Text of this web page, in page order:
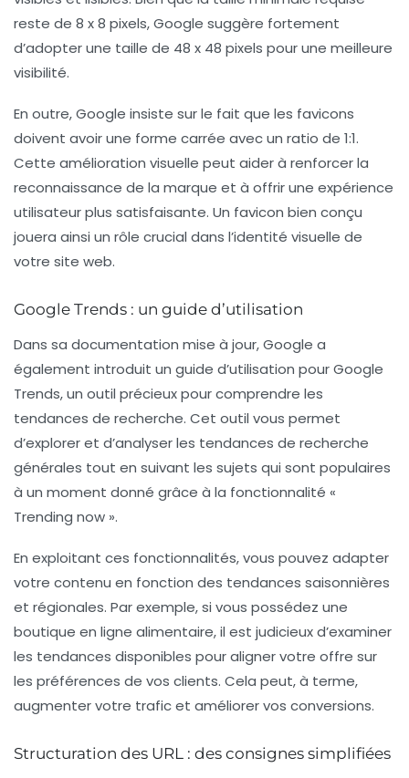
reste de 8 x 8 pixels, Google suggère fortement
d’adopter une taille de 48 x 48 pixels pour une meilleure
visibilité.
En outre, Google insiste sur le fait que les favicons
doivent avoir une forme carrée avec un ratio de 1:1.
Cette amélioration visuelle peut aider à renforcer la
reconnaissance de la marque et à offrir une expérience
utilisateur plus satisfaisante. Un favicon bien conçu
jouera ainsi un rôle crucial dans l’identité visuelle de
votre site web.
Google Trends : un guide d’utilisation
Dans sa documentation mise à jour, Google a
également introduit un guide d’utilisation pourGoogle
Trends, un outil précieux pour comprendre les
tendances de recherche. Cet outil vous permet
d’explorer et d’analyser les tendances de recherche
générales tout en suivant les sujets qui sont populaires
à un moment donné grâce à la fonctionnalité «
Trending now ».
En exploitant ces fonctionnalités, vous pouvez adapter
votre contenu en fonction des tendances saisonnières
et régionales. Par exemple, si vous possédez une
boutique en ligne alimentaire, il est judicieux d’examiner
les tendances disponibles pour aligner votre offre sur
les préférences de vos clients. Cela peut, à terme,
augmenter votre trafic et améliorer vos conversions.
Structuration des URL : des consignes simplifiées